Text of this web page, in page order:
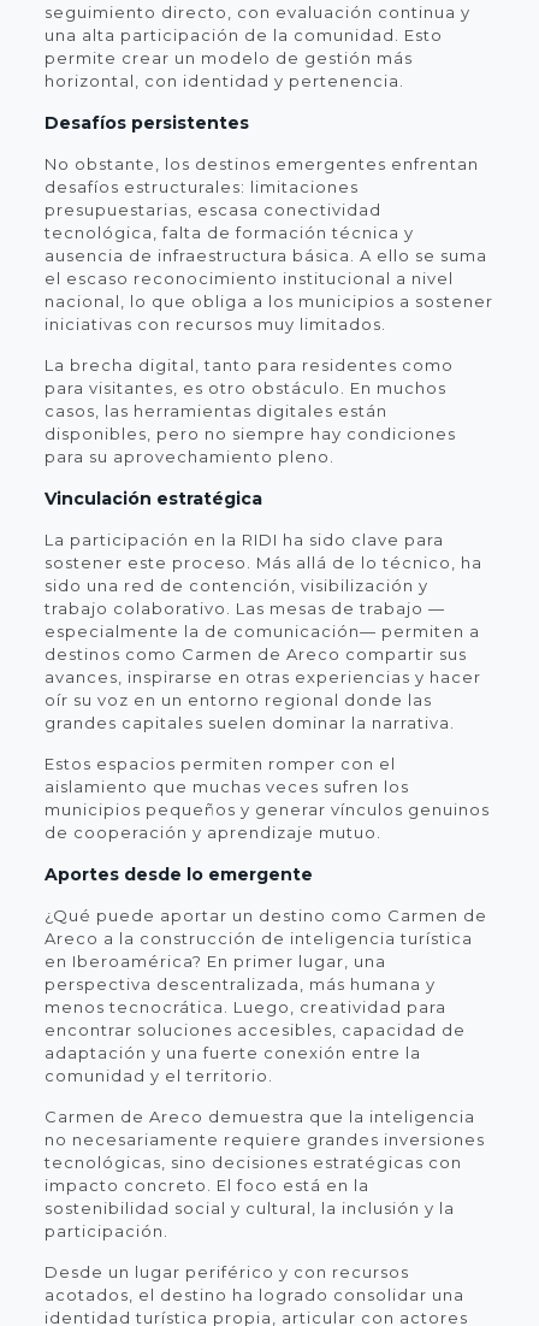
seguimiento directo, con evaluación continua y
una alta participación de la comunidad. Esto
permite crear un modelo de gestión más
horizontal, con identidad y pertenencia.
Desafíos persistentes
No obstante, los destinos emergentes enfrentan
desafíos estructurales: limitaciones
presupuestarias, escasa conectividad
tecnológica, falta de formación técnica y
ausencia de infraestructura básica. A ello se suma
el escaso reconocimiento institucional a nivel
nacional, lo que obliga a los municipios a sostener
iniciativas con recursos muy limitados.
La brecha digital, tanto para residentes como
para visitantes, es otro obstáculo. En muchos
casos, las herramientas digitales están
disponibles, pero no siempre hay condiciones
para su aprovechamiento pleno.
Vinculación estratégica
La participación en la RIDI ha sido clave para
sostener este proceso. Más allá de lo técnico, ha
sido una red de contención, visibilización y
trabajo colaborativo. Las mesas de trabajo —
especialmente la de comunicación— permiten a
destinos como Carmen de Areco compartir sus
avances, inspirarse en otras experiencias y hacer
oír su voz en un entorno regional donde las
grandes capitales suelen dominar la narrativa.
Estos espacios permiten romper con el
aislamiento que muchas veces sufren los
municipios pequeños y generar vínculos genuinos
de cooperación y aprendizaje mutuo.
Aportes desde lo emergente
¿Qué puede aportar un destino como Carmen de
Areco a la construcción de inteligencia turística
en Iberoamérica? En primer lugar, una
perspectiva descentralizada, más humana y
menos tecnocrática. Luego, creatividad para
encontrar soluciones accesibles, capacidad de
adaptación y una fuerte conexión entre la
comunidad y el territorio.
Carmen de Areco demuestra que la inteligencia
no necesariamente requiere grandes inversiones
tecnológicas, sino decisiones estratégicas con
impacto concreto. El foco está en la
sostenibilidad social y cultural, la inclusión y la
participación.
Desde un lugar periférico y con recursos
acotados, el destino ha logrado consolidar una
identidad turística propia, articular con actores